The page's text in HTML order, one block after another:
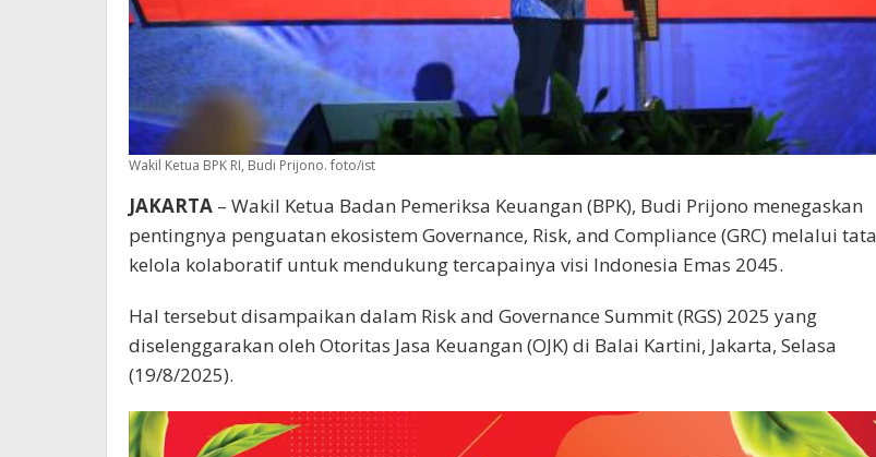
Wakil Ketua BPK RI, Budi Prijono. foto/ist
JAKARTA – Wakil Ketua Badan Pemeriksa Keuangan (BPK), Budi Prijono menegaskan
pentingnya penguatan ekosistem Governance, Risk, and Compliance (GRC) melalui tata
kelola kolaboratif untuk mendukung tercapainya visi Indonesia Emas 2045.
Hal tersebut disampaikan dalam Risk and Governance Summit (RGS) 2025 yang
diselenggarakan oleh Otoritas Jasa Keuangan (OJK) di Balai Kartini, Jakarta, Selasa
(19/8/2025).